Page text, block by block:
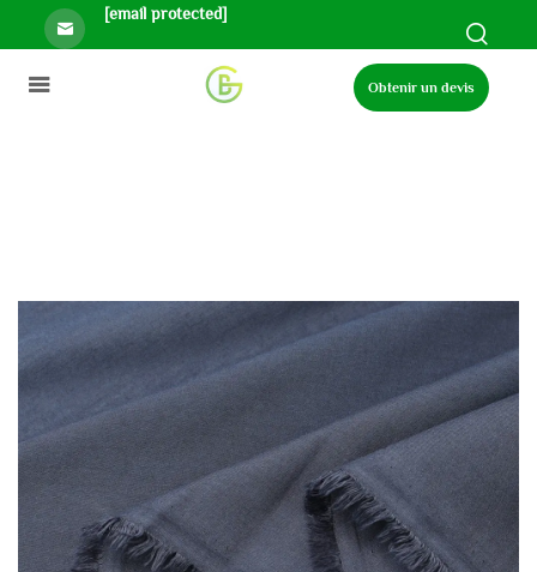
[email protected]
Obtenir un devis